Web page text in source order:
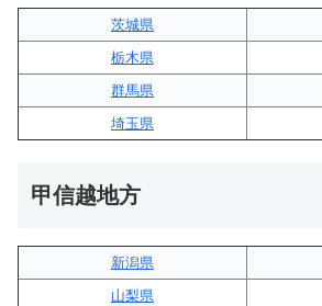
茨城県
栃木県
群馬県
埼玉県
甲信越地方
新潟県
山梨県